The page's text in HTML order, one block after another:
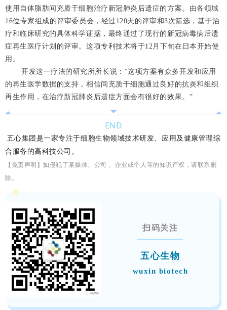
使用自体脂肪间充质干细胞治疗新冠肺炎后遗症的方案。由各领域
16位专家组成的评审委员会，经过120天的评审和3次筛选，基于治
疗和临床研究的具体科学证据，最终通过了现行的新冠病毒病后遗
症再生医疗计划的评审。这项专利技术将于12月下旬在日本开始使
用。
开发这一疗法的研究所所长说： “这项方案有众多开发和应用
的再生医学数据的支持，相信间充质干细胞通过良好的抗炎和组织
再生作用，在治疗新冠肺炎后遗症方面会有很好的效果。 ”
END
五心集团是一家专注于细胞生物领域技术研发、应用及健康管理综
合服务的高科技公司。
【免责声明】如侵犯了某媒体、公司 、企业或个人等的知识产权，请联系删
除。
扫码关注
五心生物
wuxin biotech